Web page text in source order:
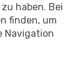
haben. Bei
finden, um
Navigation